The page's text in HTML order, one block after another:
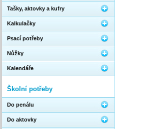
Tašky, aktovky a kufry
Kalkulačky
Psací potřeby
Nůžky
Kalendáře
Školní potřeby
Do penálu
Do aktovky